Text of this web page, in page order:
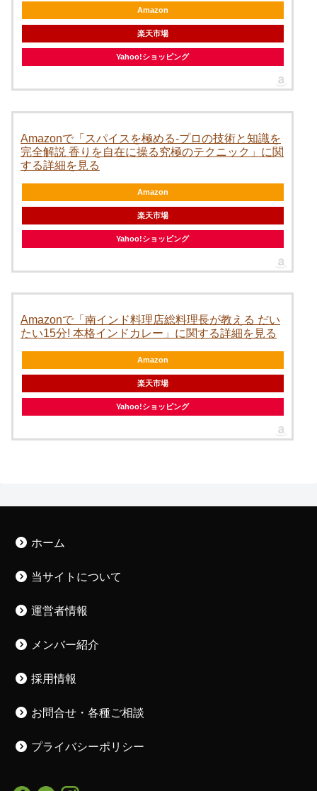
Amazon
楽天市場
Yahoo!ショッピング
Amazonで「スパイスを極める-プロの技術と知識を
完全解説 香りを自在に操る究極のテクニック」に関
する詳細を見る
Amazon
楽天市場
Yahoo!ショッピング
Amazonで「南インド料理店総料理長が教える だい
たい15分! 本格インドカレー」に関する詳細を見る
Amazon
楽天市場
Yahoo!ショッピング
ホーム
当サイトについて
運営者情報
メンバー紹介
採用情報
お問合せ・各種ご相談
プライバシーポリシー